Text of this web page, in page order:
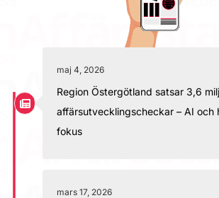
maj 4, 2026
Region Östergötland satsar 3,6
affärsutvecklingscheckar – AI och
fokus
mars 17, 2026